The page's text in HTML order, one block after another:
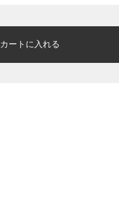
カートに入れる